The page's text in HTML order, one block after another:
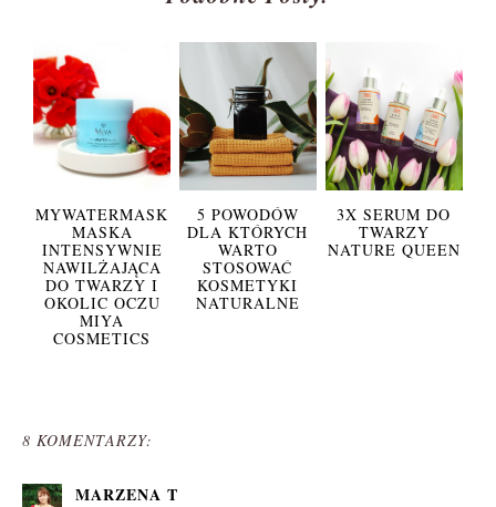
MYWATERMASK
MASKA
INTENSYWNIE
NAWILŻAJĄCA
DO TWARZY I
OKOLIC OCZU
MIYA
COSMETICS
5 POWODÓW
DLA KTÓRYCH
WARTO
STOSOWAĆ
KOSMETYKI
NATURALNE
3X SERUM DO
TWARZY
NATURE QUEEN
8 KOMENTARZY:
MARZENA T